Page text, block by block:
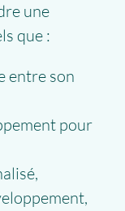
une
que :
entre son
pour